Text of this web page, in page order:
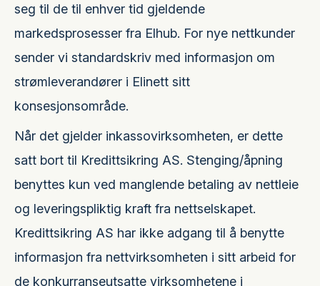
seg til de til enhver tid gjeldende
markedsprosesser fra Elhub. For nye nettkunder
sender vi standardskriv med informasjon om
strømleverandører i Elinett sitt
konsesjonsområde.
Når det gjelder inkassovirksomheten, er dette
satt bort til Kredittsikring AS. Stenging/åpning
benyttes kun ved manglende betaling av nettleie
og leveringspliktig kraft fra nettselskapet.
Kredittsikring AS har ikke adgang til å benytte
informasjon fra nettvirksomheten i sitt arbeid for
de konkurranseutsatte virksomhetene i